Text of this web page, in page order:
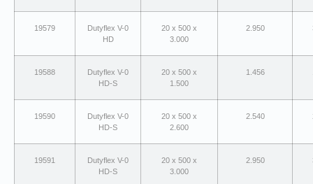
19579
Dutyflex V-0
HD
20 x 500 x
3.000
2.950
19588
Dutyflex V-0
HD-S
20 x 500 x
1.500
1.456
19590
Dutyflex V-0
HD-S
20 x 500 x
2.600
2.540
19591
Dutyflex V-0
HD-S
20 x 500 x
3.000
2.950